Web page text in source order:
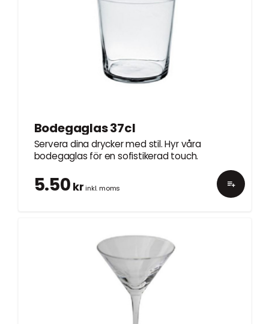
Bodegaglas 37cl
Servera dina drycker med stil. Hyr våra
bodegaglas för en sofistikerad touch.
5.50 krinkl. moms